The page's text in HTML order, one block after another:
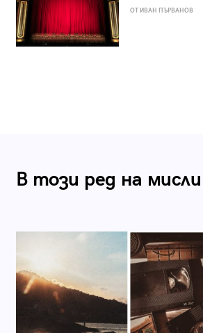
ОТ ИВАН ПЪРВАНОВ
В този ред на мисли